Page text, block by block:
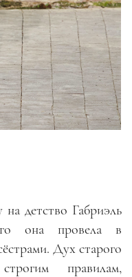
детство Габриэль
она провела в
Дух старого
правилам,